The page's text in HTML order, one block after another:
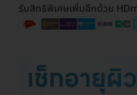
รับสิทธิพิเศษเพิ่มอีกด้วย